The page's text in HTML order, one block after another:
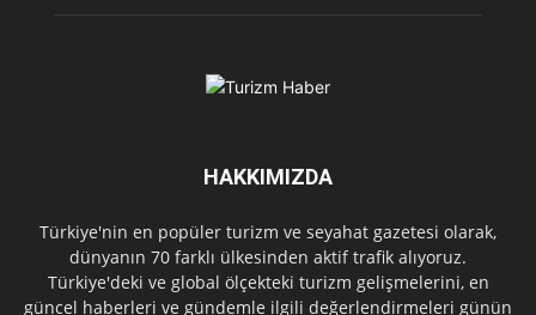
HAKKIMIZDA
Türkiye'nin en popüler turizm ve seyahat gazetesi olarak,
dünyanın 70 farklı ülkesinden aktif trafik alıyoruz.
Türkiye'deki ve global ölçekteki turizm gelişmelerini, en
güncel haberleri ve gündemle ilgili değerlendirmeleri günün